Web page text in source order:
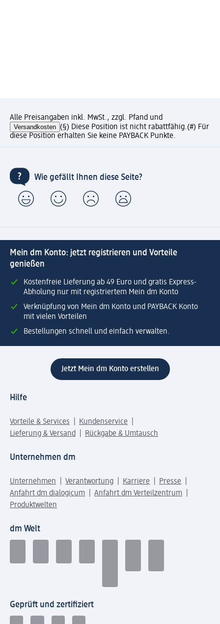
Alle Preisangaben inkl. MwSt., zzgl. Pfand und
Versandkosten (§) Diese Position ist nicht rabattfähig.(#) Für
diese Position erhalten Sie keine PAYBACK Punkte.
Wie gefällt Ihnen diese Seite?
Mein dm Konto: jetzt registrieren und Vorteile
genießen
Kostenfreie Lieferung ab 49 Euro und gratis Express-
Abholung nur mit registriertem Mein dm Konto
Verknüpfung von Mein dm Konto und PAYBACK Konto
mit vielen Vorteilen
Bestellungen schnell und einfach verwalten.
Jetzt Mein dm Konto erstellen
Hilfe
Vorteile & Services
Kundenservice
Lieferung & Versand
Rückgabe & Umtausch
Unternehmen dm
Unternehmen Verantwortung Karriere
Presse
Anfahrt dm dialogicum
Anfahrt dm Verteilzentrum
Produktwelten
dm Welt
Geprüft und zertifiziert